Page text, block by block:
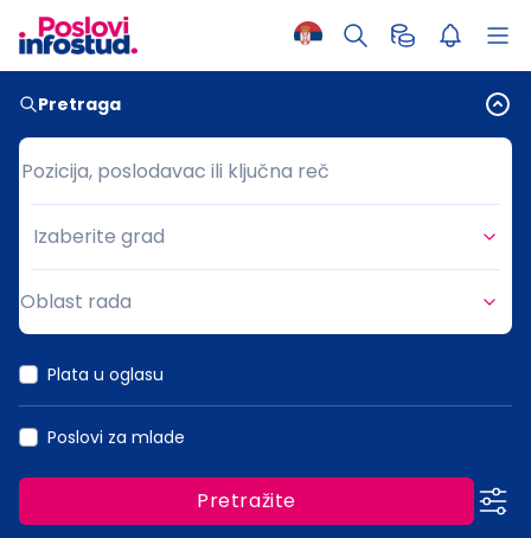
Pretraga
Pozicija, poslodavac ili ključna reč
Pozicija, poslodavac ili ključna reč
Grad
Izaberite grad
Oblast rada
Plata u oglasu
Poslovi za mlade
Pretražite